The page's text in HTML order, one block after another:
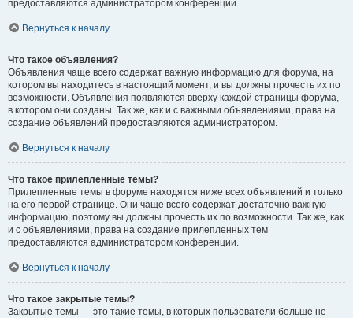
предоставляются администратором конференции.
Вернуться к началу
Что такое объявления?
Объявления чаще всего содержат важную информацию для форума, на
котором вы находитесь в настоящий момент, и вы должны прочесть их по
возможности. Объявления появляются вверху каждой страницы форума,
в котором они созданы. Так же, как и с важными объявлениями, права на
создание объявлений предоставляются администратором.
Вернуться к началу
Что такое прилепленные темы?
Прилепленные темы в форуме находятся ниже всех объявлений и только
на его первой странице. Они чаще всего содержат достаточно важную
информацию, поэтому вы должны прочесть их по возможности. Так же, как
и с объявлениями, права на создание прилепленных тем
предоставляются администратором конференции.
Вернуться к началу
Что такое закрытые темы?
Закрытые темы — это такие темы, в которых пользователи больше не